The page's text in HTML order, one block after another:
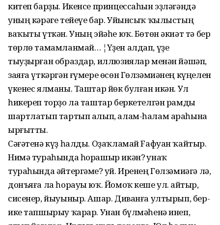
китеп барҙы. Икенсе принцессаһын эҙләгәндә
уның кәрәге тейеүе бар. Уйынсыҡ ҡылыстың
ваҡыты үткән. Уның эйәһе юҡ. Бөтөн әкиәт тә бер
төрлө тамамланмай… ¦Үҙен алдап, үҙе
тыуҙырған образдар, иллюзиялар менән йәшәп,
заяға үткәргән ғүмере өсөн Гөлзәмиәнең күңелен
үкенес ялманы. Таштар йөк булған икән. Ул
һикереп торҙо ла таштар беркетелгән рамды
шартлатып тартып алып, алам-һалам араһына
ырғытты.
Сәғәтенә күҙ һалды. Оҙаҡламай Fафуан ҡайтыр.
Нимә тураһында һорашыр икән? Ҡунаҡ
тураһында әйтергәме? Ҡуй. Иренең Гөлзәмиәгә лә,
донъяға ла һорауы юҡ. Йомоҡ кеше ул. Ҡайтыр,
сисенер, йыуыныр. Ашар. Диванға ултырып, бер-
ике тапшырыу ҡарар. Унан бүлмәһенә инеп,